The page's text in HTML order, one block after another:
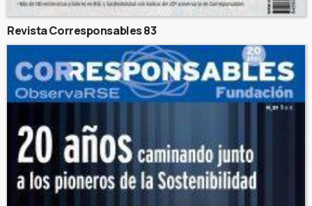
Revista Corresponsables 83